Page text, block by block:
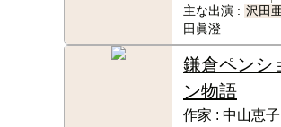
主な出演 : 沢田
田眞澄
鎌倉ペンシ
ン物語
作家 : 中山恵子